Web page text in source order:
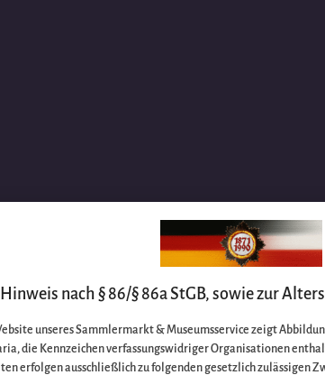
Hinweis nach § 86/§ 86a StGB, sowie zur
unseres Sammlermarkt & Museumsservice zeigt
die Kennzeichen verfassungswidriger Organisationen
erfolgen ausschließlich zu folgenden gesetzlich zulässigen